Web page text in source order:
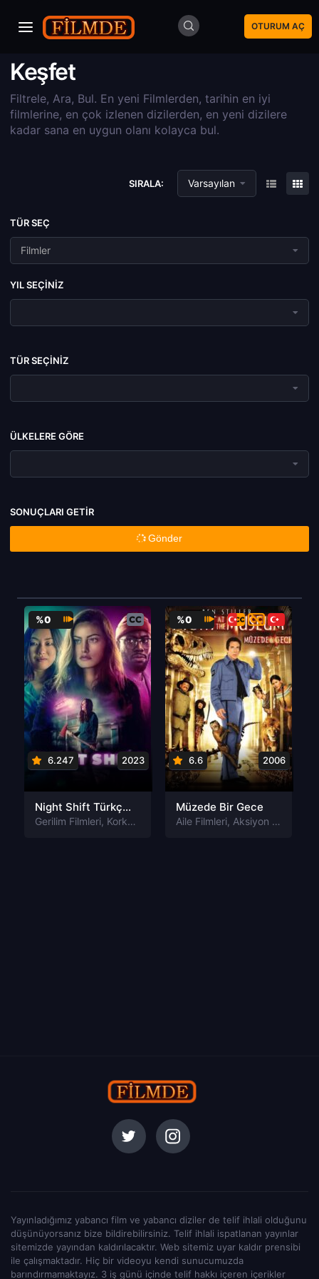
OTURUM AÇ
Keşfet
Filtrele, Ara, Bul. En yeni Filmlerden, tarihin en iyi
filmlerine, en çok izlenen dizilerden, en yeni dizilere
kadar sana en uygun olanı kolayca bul.
SIRALA: Varsayılan
TÜR SEÇ
Filmler
YIL SEÇINIZ
TÜR SEÇINIZ
ÜLKELERE GÖRE
SONUÇLARI GETIR
Gönder
%0
6.247 2023
Night Shift Türkçe Altyazılı izle
Gerilim Filmleri, Korku Filmleri
%0
6.6 2006
Müzede Bir Gece
Aile Filmleri, Aksiyon Filmleri
Yayınladığımız yabancı film ve yabancı diziler de telif ihlali olduğunu
düşünüyorsanız bize bildirebilirsiniz. Telif ihlali ispatlanan yayınlar
sitemizde yayından kaldırılacaktır. Web sitemiz uyar kaldır prensibi
ile çalışmaktadır. Hiç bir videoyu kendi sunucumuzda
barındırmamaktayız. 3 iş günü içinde telif hakkı içeren içerikler